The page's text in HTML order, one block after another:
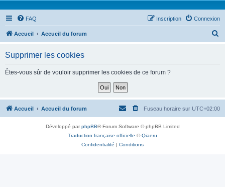
FAQ Connexion
Inscription
Accueil Accueil du forum
h
Supprimer les cookies
Êtes-vous sûr de vouloir supprimer les cookies de ce forum ?
Accueil Accueil du forum Fuseau horaire sur UTC+02:00
Développé parphpBB® Forum Software © phpBB Limited
Traduction française officielle ©Qiaeru
Confidentialité | Conditions